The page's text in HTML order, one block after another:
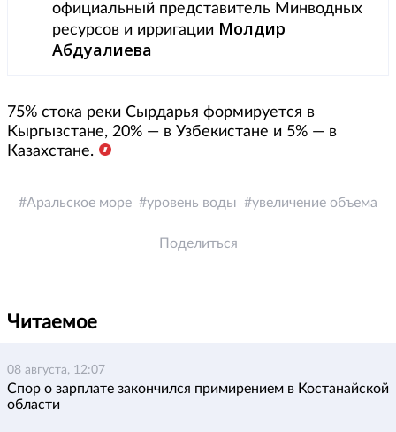
официальный представитель Минводных
ресурсов и ирригации Молдир
Абдуалиева
75% стока реки Сырдарья формируется в
Кыргызстане, 20% — в Узбекистане и 5% — в
Казахстане.
Аральское море уровень воды увеличение объема
Поделиться
Читаемое
08 августа, 12:07
Спор о зарплате закончился примирением в Костанайской
области